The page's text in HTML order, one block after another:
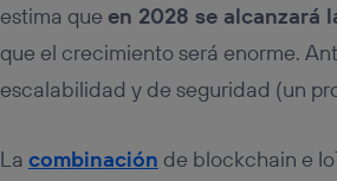
estima que en 2028 se alcanzará
que el crecimiento será enorme.
escalabilidad y de seguridad (un
La combinación de blockchain e